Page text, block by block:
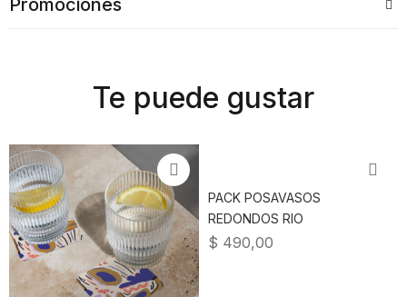
Promociones
Te puede gustar
PACK POSAVASOS
REDONDOS RIO
$ 490,00